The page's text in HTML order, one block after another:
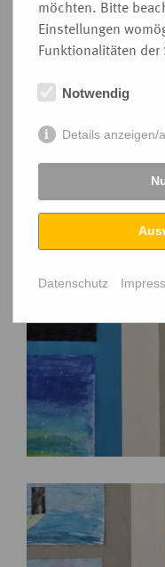
möchten. Bitte
Einstellungen
Funktionalitäten der
Notwendig
Details anzeigen/
Datenschutz